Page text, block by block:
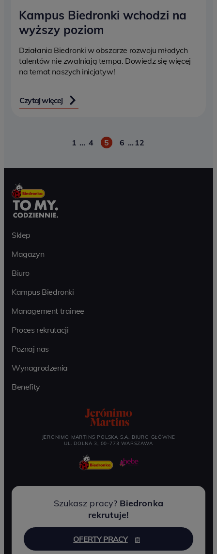
Kampus Biedronki wchodzi na
wyższy poziom
Działania Biedronki w obszarze rozwoju młodych
talentów nie zwalniają tempa. Dowiedz się więcej
na temat naszych inicjatyw!
Czytaj więcej
Paginacja
1 … 4 5 6 … 12
Sklep
Magazyn
Biuro
Kampus Biedronki
Management trainee
Proces rekrutacji
Poznaj nas
Wynagrodzenia
Benefity
JERONIMO MARTINS POLSKA S.A. BIURO GŁÓWNE
UL. DOLNA 3, 00-773 WARSZAWA
Szukasz pracy? Biedronka
rekrutuje!
OFERTY PRACY